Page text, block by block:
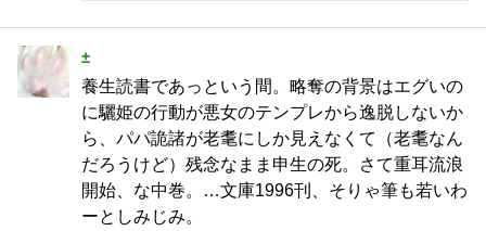
±
養生読書であっという間。略奪の背景はエグいの
に驪姫の行動が悪女のテンプレから逸脱しないか
ら、パパ詭諸が老耄にしか見えなくて（老耄なん
だろうけど）残念なまま申生の死。さて重耳流浪
開始、な中巻。…文庫1996刊、そりゃ筆も若いわ
ーとしみじみ。